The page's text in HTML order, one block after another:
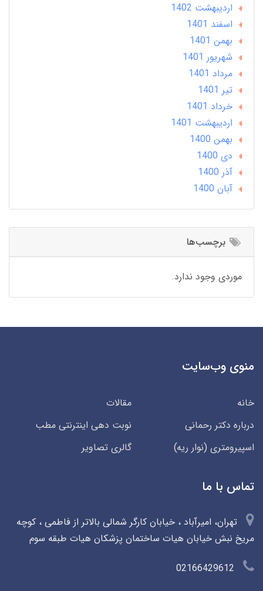
ارديبهشت 1402
اسفند 1401
بهمن 1401
شهریور 1401
مرداد 1401
تير 1401
خرداد 1401
ارديبهشت 1401
بهمن 1400
دی 1400
آذر 1400
آبان 1400
برچسب‌ها
موردی وجود ندارد.
منوی وب‌سایت
خانه
مقالات
درباره دکتر رحمانی
نوبت دهی اینترنتی مطب
اسپیرومتری (نوار ریه)
گالری تصاویر
تماس با ما
تهران، امیرآباد ، خیابان کارگر شمالی بالاتر از فاطمی ، کوچه
مریخ نبش خیابان هیات ساختمان پزشکان هیات طبقه سوم